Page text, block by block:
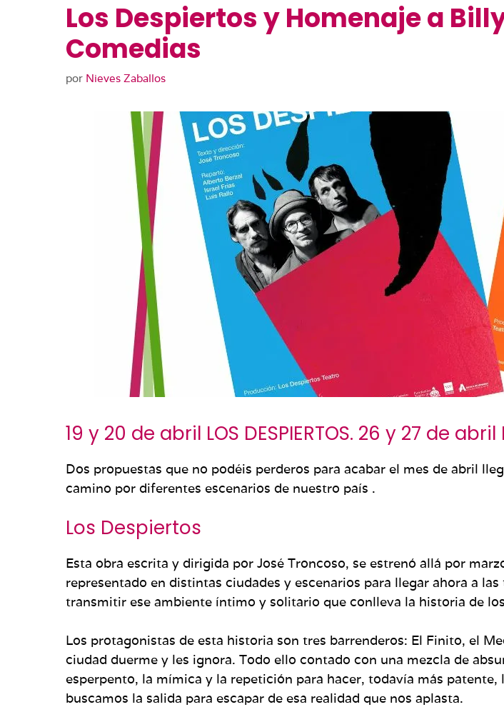
Los Despiertos y Homenaje a
Comedias
por Nieves Zaballos
19 y 20 de abril LOS DESPIERTOS. 26 y 27 de abril
Dos propuestas que no podéis perderos para acabar el mes de abril
camino por diferentes escenarios de nuestro país .
Los Despiertos
Esta obra escrita y dirigida por José Troncoso, se estrenó allá por
representado en distintas ciudades y escenarios para llegar ahora a
transmitir ese ambiente íntimo y solitario que conlleva la historia de
Los protagonistas de esta historia son tres barrenderos: El Finito, el
ciudad duerme y les ignora. Todo ello contado con una mezcla de
esperpento, la mímica y la repetición para hacer, todavía más
buscamos la salida para escapar de esa realidad que nos aplasta.